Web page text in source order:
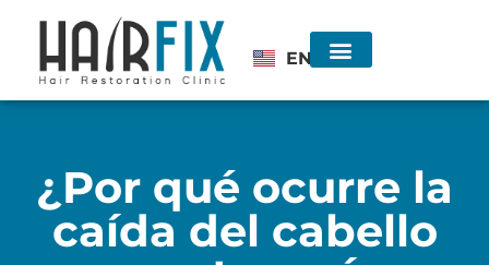
EN
¿Por qué ocurre la
caída del cabello